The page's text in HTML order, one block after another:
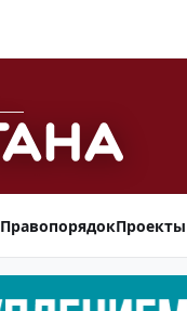
ПравопорядокПроекты